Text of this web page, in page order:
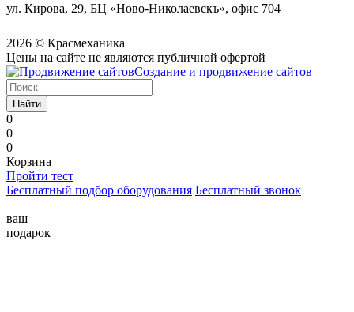
ул. Кирова, 29, БЦ «Ново-Николаевскъ», офис 704
2026 © Красмеханика
Цены на сайте не являются публичной офертой
Создание и продвижение сайтов
Найти
0
0
0
Корзина
Пройти тест
Бесплатный подбор оборудования Бесплатный звонок
ваш
подарок